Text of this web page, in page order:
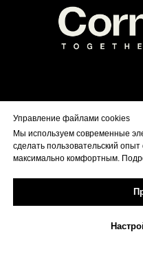
Управление файлами cookies
Мы используем современные
сделать пользовательский
максимально комфортным.
Продажа |
Официальная
8